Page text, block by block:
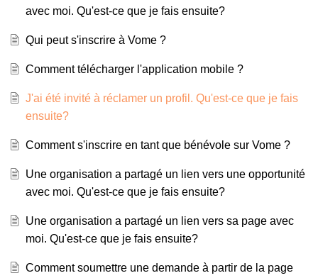
avec moi. Qu'est-ce que je fais ensuite?
Qui peut s'inscrire à Vome ?
Comment télécharger l'application mobile ?
J'ai été invité à réclamer un profil. Qu'est-ce que je fais
ensuite?
Comment s'inscrire en tant que bénévole sur Vome ?
Une organisation a partagé un lien vers une opportunité
avec moi. Qu'est-ce que je fais ensuite?
Une organisation a partagé un lien vers sa page avec
moi. Qu'est-ce que je fais ensuite?
Comment soumettre une demande à partir de la page